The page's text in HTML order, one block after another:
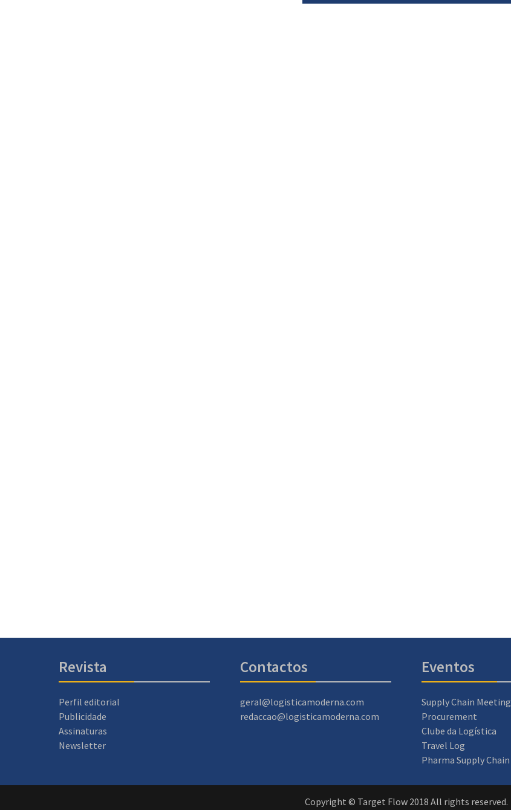
Revista
Perfil editorial
Publicidade
Assinaturas
Newsletter
Contactos
geral@logisticamoderna.com
redaccao@logisticamoderna.com
Eventos
Supply Chain Meeting
Procurement
Clube da Logística
Travel Log
Pharma Supply Chain
Copyright © Target Flow 2018 All rights reserved.